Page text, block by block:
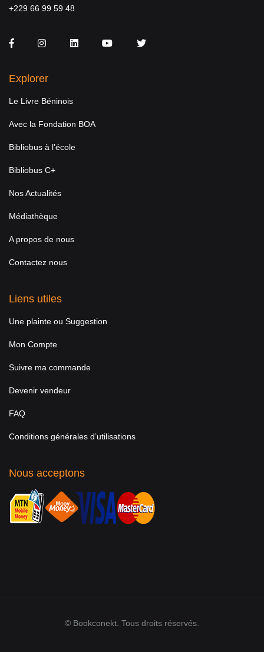
+229 66 99 59 48
FacebookInstagramLinkedInYou TubeTwitter
Explorer
Le Livre Béninois
Avec la Fondation BOA
Bibliobus à l’école
Bibliobus C+
Nos Actualités
Médiathèque
A propos de nous
Contactez nous
Liens utiles
Une plainte ou Suggestion
Mon Compte
Suivre ma commande
Devenir vendeur
FAQ
Conditions générales d’utilisations
Nous acceptons
© Bookconekt. Tous droits réservés.